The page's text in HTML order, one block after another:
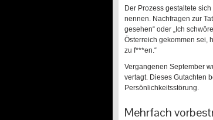
Der Prozess gestaltete
nennen. Nachfragen zur
gesehen“ oder „Ich
Österreich gekommen sei,
zu f***en.“
Vergangenen September
vertagt. Dieses Gutachten
Persönlichkeitsstörung.
Mehrfach